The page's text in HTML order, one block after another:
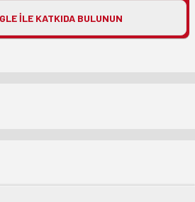
ILE KATKIDA BULUNUN